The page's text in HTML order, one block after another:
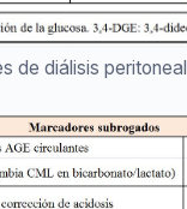
de diálisis peritoneal